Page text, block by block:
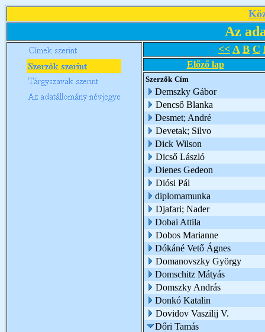
Az
<< A B C
Előző lap
Szerzők Cím
Demszky Gábor
Dencső Blanka
Desmet; André
Devetak; Silvo
Dick Wilson
Dicső László
Dienes Gedeon
Diósi Pál
diplomamunka
Djafari; Nader
Dobai Attila
Dobos Marianne
Dókáné Vető Ágnes
Domanovszky György
Domschitz Mátyás
Domszky András
Donkó Katalin
Dovidov Vaszilij V.
Dőri Tamás